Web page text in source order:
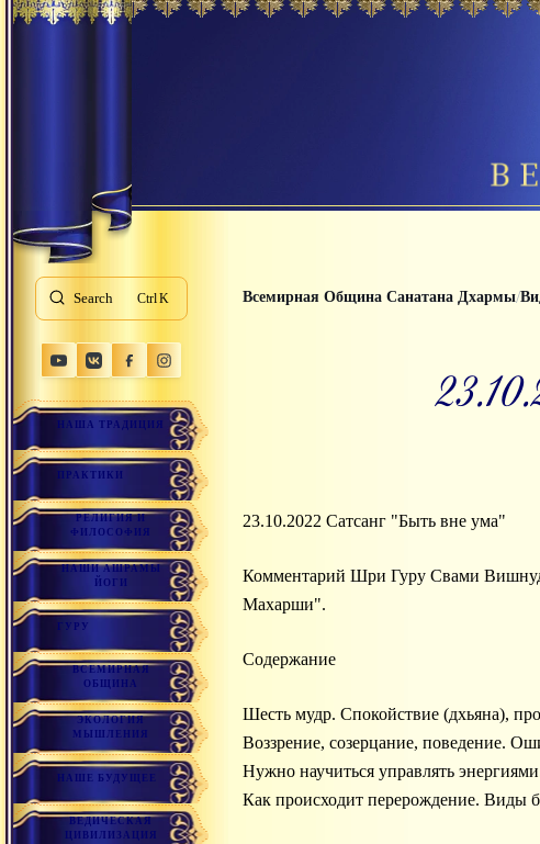
Search K
НАША ТРАДИЦИЯ
ПРАКТИКИ
РЕЛИГИЯ И
ФИЛОСОФИЯ
НАШИ АШРАМЫ
ЙОГИ
ГУРУ
ВСЕМИРНАЯ
ОБЩИНА
ЭКОЛОГИЯ
МЫШЛЕНИЯ
НАШЕ БУДУЩЕЕ
ВЕДИЧЕСКАЯ
ЦИВИЛИЗАЦИЯ
Всемирная Община Санатана Дхармы/
23.10.2022 Сатсанг "Быть вне ума"
Комментарий Шри Гуру Свами
Махарши".
Содержание
Шесть мудр. Спокойствие (дхьяна),
Воззрение, созерцание, поведение.
Нужно научиться управлять
Как происходит перерождение. Виды